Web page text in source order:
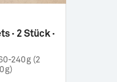
· 2 Stück ·
240g (2